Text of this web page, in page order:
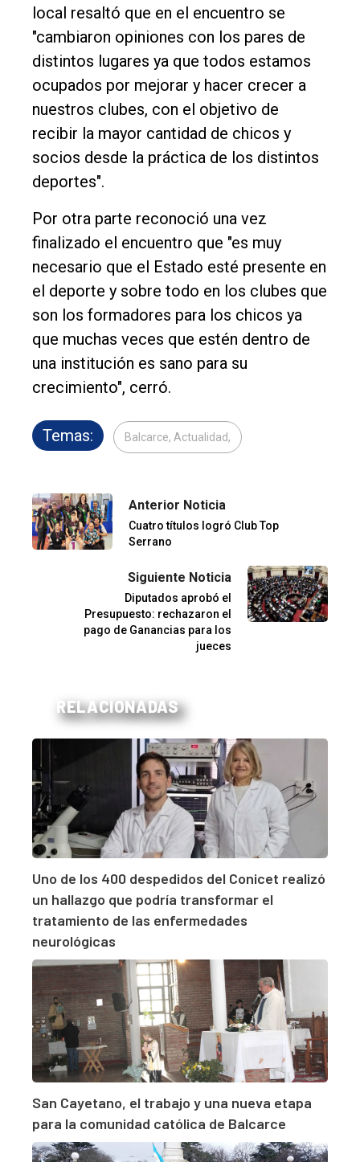
local resaltó que en el encuentro se
"cambiaron opiniones con los pares de
distintos lugares ya que todos estamos
ocupados por mejorar y hacer crecer a
nuestros clubes, con el objetivo de
recibir la mayor cantidad de chicos y
socios desde la práctica de los distintos
deportes".
Por otra parte reconoció una vez
finalizado el encuentro que "es muy
necesario que el Estado esté presente en
el deporte y sobre todo en los clubes que
son los formadores para los chicos ya
que muchas veces que estén dentro de
una institución es sano para su
crecimiento", cerró.
Temas: Balcarce, Actualidad,
Anterior Noticia
Cuatro títulos logró Club Top
Serrano
Siguiente Noticia
Diputados aprobó el
Presupuesto: rechazaron el
pago de Ganancias para los
jueces
RELACIONADAS
Uno de los 400 despedidos del Conicet realizó
un hallazgo que podría transformar el
tratamiento de las enfermedades
neurológicas
San Cayetano, el trabajo y una nueva etapa
para la comunidad católica de Balcarce